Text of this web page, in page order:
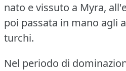
nato e vissuto a Myra,
poi passata in mano agli
turchi.
Nel periodo di